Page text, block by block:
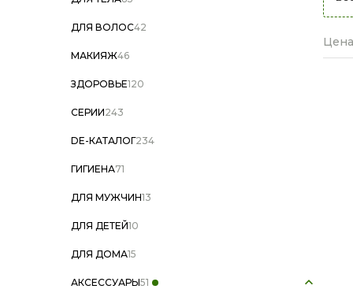
ДЛЯ ВОЛОС42
МАКИЯЖ46
ЗДОРОВЬЕ120
СЕРИИ243
DE-КАТАЛОГ234
ГИГИЕНА71
ДЛЯ МУЖЧИН13
ДЛЯ ДЕТЕЙ10
ДЛЯ ДОМА15
АКСЕССУАРЫ51